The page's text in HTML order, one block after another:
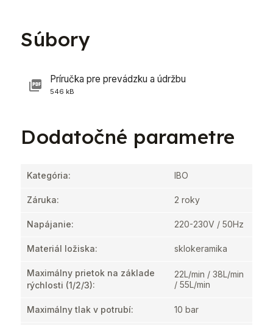
Súbory
Príručka pre prevádzku a údržbu
546 kB
Dodatočné parametre
Kategória: IBO
Záruka: 2 roky
Napájanie: 220-230V / 50Hz
Materiál ložiska: sklokeramika
Maximálny prietok na základe
rýchlosti (1/2/3):
22L/min / 38L/min
/ 55L/min
Maximálny tlak v potrubí: 10 bar